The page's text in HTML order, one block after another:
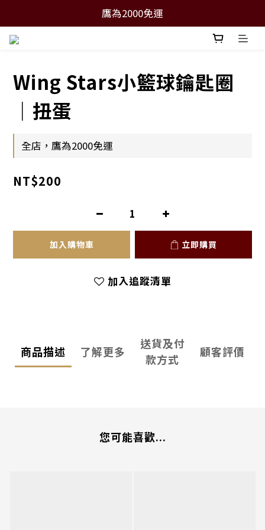
鷹為2000免運
Wing Stars小籃球鑰匙圈
｜扭蛋
全店，鷹為2000免運
NT$200
加入購物車 立即購買
加入追蹤清單
商品描述 了解更多
送貨及付
款方式
顧客評價
您可能喜歡...